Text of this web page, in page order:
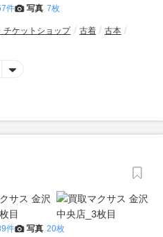
件 写真 7枚
チケットショップ 古着
古本
件 写真 20枚